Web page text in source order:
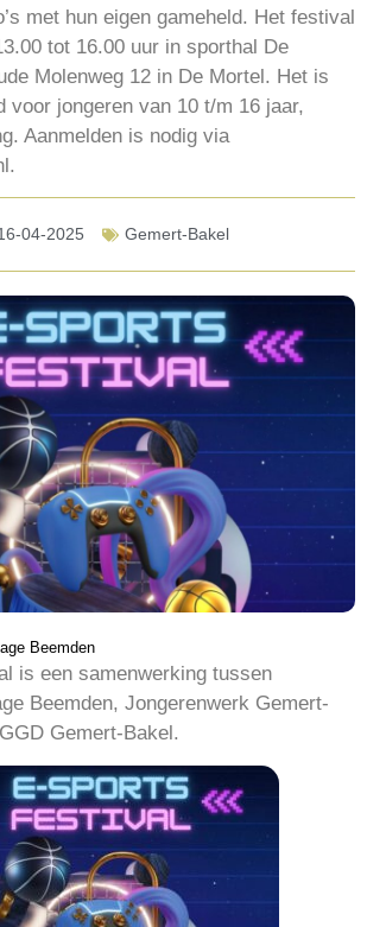
met hun eigen gameheld. Het festival
tot 16.00 uur in sporthal De
Molenweg 12 in De Mortel. Het is
voor jongeren van 10 t/m 16 jaar,
Aanmelden is nodig via
04-2025 Gemert-Bakel
Beemden
is een samenwerking tussen
Beemden, Jongerenwerk Gemert-
Gemert-Bakel.